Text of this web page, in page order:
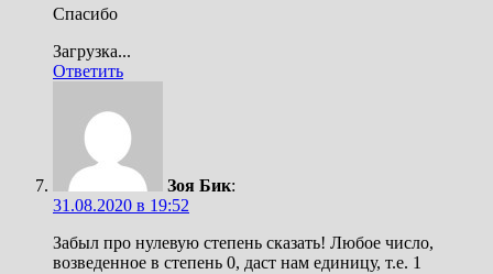
Спасибо
Загрузка...
Ответить
Зоя Бик:
31.08.2020 в 19:52
Забыл про нулевую степень сказать! Любое число,
возведенное в степень 0, даст нам единицу, т.е. 1